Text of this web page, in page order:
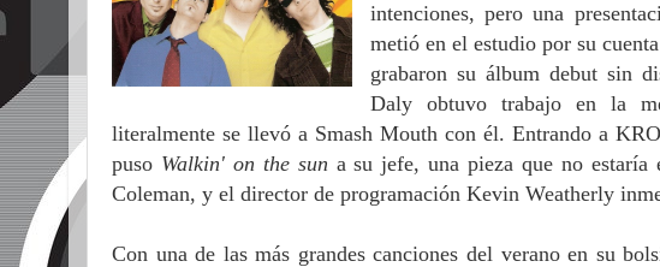
intenciones, pero una
metió en el estudio por su
grabaron su álbum debut sin
Daly obtuvo trabajo en la
literalmente se llevó a Smash Mouth con él. Entrando a
puso Walkin' on the sun a su jefe, una pieza que no
Coleman, y el director de programación Kevin Weatherly
Con una de las más grandes canciones del verano en su